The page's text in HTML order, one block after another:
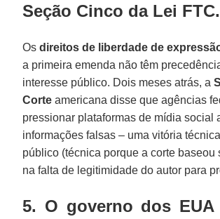
Seção Cinco da Lei FTC.
Osdireitos de liberdade de
a primeira emenda não têm
interesse público. Dois meses atrás, a
Corteamericana disse que agências
pressionar plataformas de mídia social
informações falsas – uma vitória
público (técnica porque a corte baseou
na falta de legitimidade do autor para
5. O governo dos